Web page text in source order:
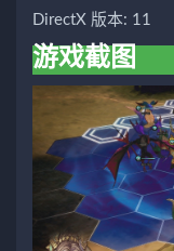
DirectX 版本: 11
游戏截图